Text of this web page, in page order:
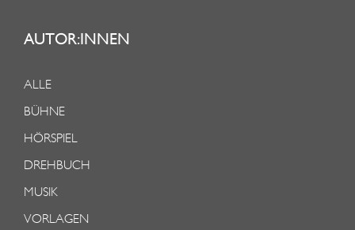
AUTOR:INNEN
ALLE
BÜHNE
HÖRSPIEL
DREHBUCH
MUSIK
VORLAGEN